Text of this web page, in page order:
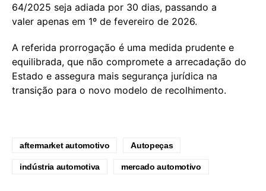
64/2025 seja adiada por 30 dias, passando a
valer apenas em 1º de fevereiro de 2026.
A referida prorrogação é uma medida prudente e
equilibrada, que não compromete a arrecadação do
Estado e assegura mais segurança jurídica na
transição para o novo modelo de recolhimento.
aftermarket automotivo Autopeças
indústria automotiva mercado automotivo